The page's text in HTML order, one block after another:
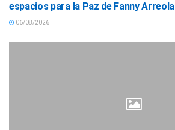
espacios para la Paz de Fanny Arreola
06/08/2026